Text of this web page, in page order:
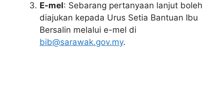
E-mel: Sebarang pertanyaan lanjut boleh
diajukan kepada Urus Setia Bantuan Ibu
Bersalin melalui e-mel di
bib@sarawak.gov.my.